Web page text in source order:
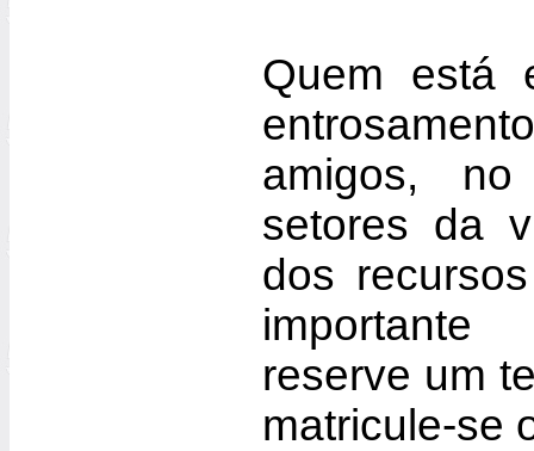
Quem está
amigos,
setores da
dos
importante
reserve um
matricule-se